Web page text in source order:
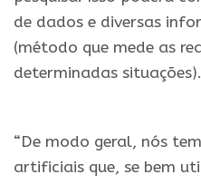
de dados e diversas
(método que mede as
determinadas situações).
“De modo geral, nós
artificiais que, se bem